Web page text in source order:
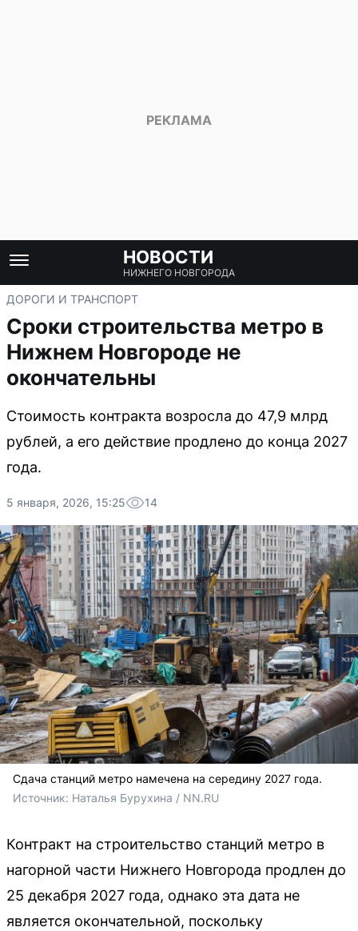
НОВОСТИ
НИЖНЕГО НОВГОРОДА
ДОРОГИ И ТРАНСПОРТ
Сроки строительства метро в
Нижнем Новгороде не
окончательны
Стоимость контракта возросла до 47,9 млрд
рублей, а его действие продлено до конца 2027
года.
5 января, 2026, 15:25 14
Сдача станций метро намечена на середину 2027 года.
Источник: Наталья Бурухина / NN.RU
Контракт на строительство станций метро в
нагорной части Нижнего Новгорода продлен до
25 декабря 2027 года, однако эта дата не
является окончательной, поскольку